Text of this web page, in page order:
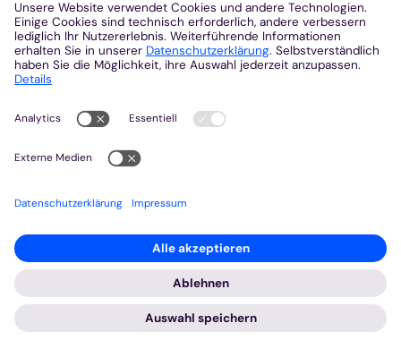
Link A
Link B
Link C
Kontakt
Gemeinsam.Vernetzt.Digital
Domplatz
55116 Mainz
© Bistum Aachen
Impressum
Datenschutzerklärung